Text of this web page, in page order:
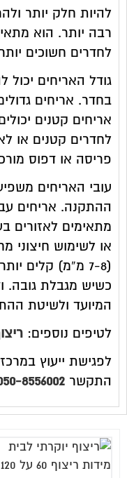
להיות חלק יותר
רבה יותר. הוא
לחדרים חשוכים
גודל האריחים
בחדר. אריחים
אריחים קטנים
לחדרים קטנים או
פריסה או דפוס
עובי האריחים
מתאימים לאזורים
או לשימוש חיצוני
(7-8 מ”מ) קלים
כשיש מגבלת גובה.
המיועד ולשיטת
לטיפים נוספים:
לפגישת ייעוץ
התקשר 8556002